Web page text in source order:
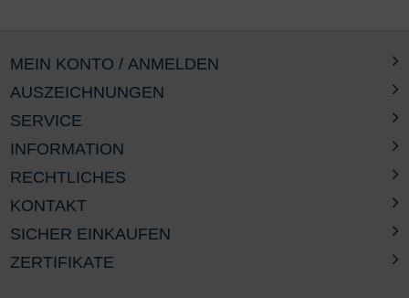
AUSZEICHNUNGEN
SERVICE
INFORMATION
RECHTLICHES
MEIN KONTO / ANMELDEN
KONTAKT
SICHER EINKAUFEN
ZERTIFIKATE